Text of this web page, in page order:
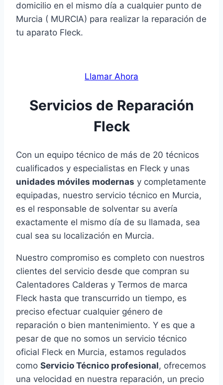
domicilio en el mismo día a cualquier punto de
Murcia ( MURCIA) para realizar la reparación de
tu aparato Fleck.
Llamar Ahora
Servicios de Reparación
Fleck
Con un equipo técnico de más de 20 técnicos
cualificados y especialistas en Fleck y unas
unidades móviles modernas y completamente
equipadas, nuestro servicio técnico en Murcia,
es el responsable de solventar su avería
exactamente el mismo día de su llamada, sea
cual sea su localización en Murcia.
Nuestro compromiso es completo con nuestros
clientes del servicio desde que compran su
Calentadores Calderas y Termos de marca
Fleck hasta que transcurrido un tiempo, es
preciso efectuar cualquier género de
reparación o bien mantenimiento. Y es que a
pesar de que no somos un servicio técnico
oficial Fleck en Murcia, estamos regulados
como Servicio Técnico profesional, ofrecemos
una velocidad en nuestra reparación, un precio